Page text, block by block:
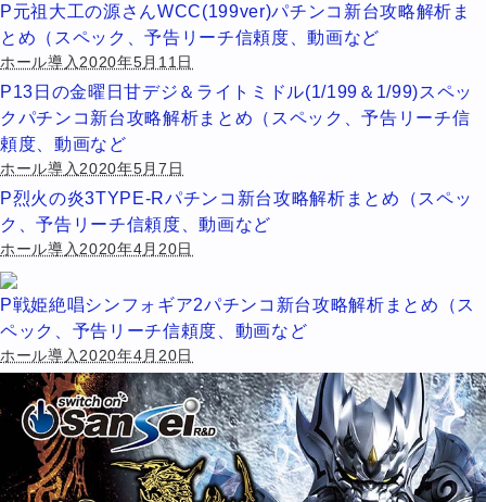
P元祖大工の源さんWCC(199ver)パチンコ新台攻略解析ま
とめ（スペック、予告リーチ信頼度、動画など
ホール導入2020年5月11日
P13日の金曜日甘デジ＆ライトミドル(1/199＆1/99)スペッ
クパチンコ新台攻略解析まとめ（スペック、予告リーチ信
頼度、動画など
ホール導入2020年5月7日
P烈火の炎3TYPE-Rパチンコ新台攻略解析まとめ（スペッ
ク、予告リーチ信頼度、動画など
ホール導入2020年4月20日
P戦姫絶唱シンフォギア2パチンコ新台攻略解析まとめ（ス
ペック、予告リーチ信頼度、動画など
ホール導入2020年4月20日